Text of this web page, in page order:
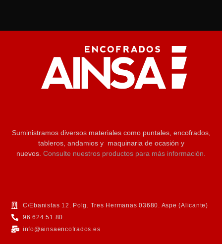
Suministramos diversos materiales como puntales, encofrados,
tableros, andamios y maquinaria de ocasión y
nuevos. Consulte nuestros productos para más información.
C/Ebanistas 12. Polg. Tres Hermanas 03680. Aspe (Alicante)
96 624 51 80
info@ainsaencofrados.es